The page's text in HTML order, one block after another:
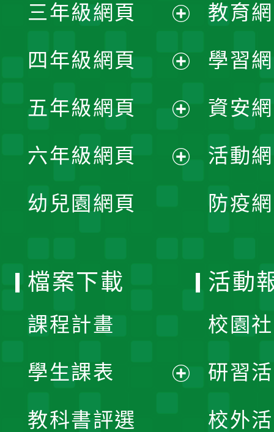
選
單
開
選
單
三年級網頁
開
選
單
四年級網頁
開
選
五年級網頁
開
六年級網頁
幼兒園網頁
教育
學習
資安
活動
防疫
檔案下載
課程計畫
學生課表
教科書評選
活動
校園
研習
校外